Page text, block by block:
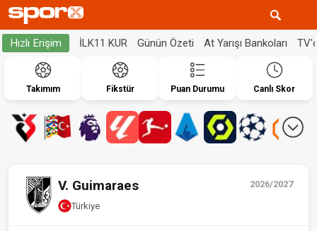
Hızlı Erişim İLK11 KUR Günün Özeti At Yarışı Bankoları
Takımım Fikstür Puan Durumu Canlı Skor
2026/2027
V. Guimaraes
Türkiye